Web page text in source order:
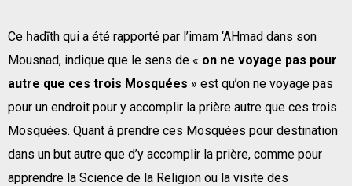
Ce ḥadīth qui a été rapporté par l’imam ‘AHmad dans son
Mousnad, indique que le sens de « on ne voyage pas pour
autre que ces trois Mosquées » est qu’on ne voyage pas
pour un endroit pour y accomplir la prière autre que ces trois
Mosquées. Quant à prendre ces Mosquées pour destination
dans un but autre que d’y accomplir la prière, comme pour
apprendre la Science de la Religion ou la visite des